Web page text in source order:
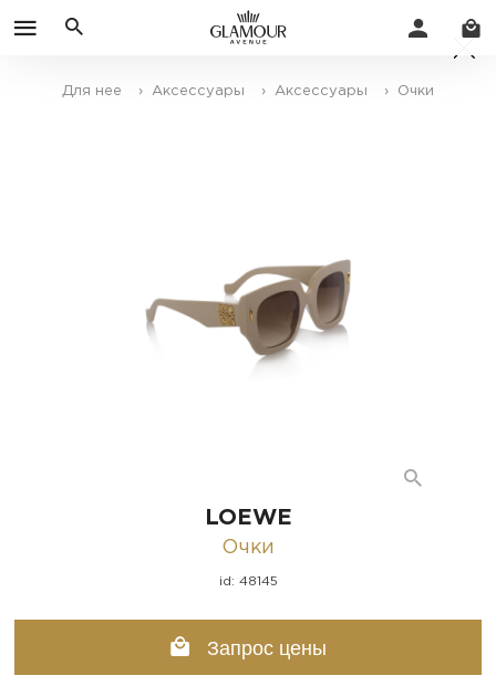
Для нее › Аксессуары › Аксессуары › Очки
LOEWE
Очки
id: 48145
Запрос цены